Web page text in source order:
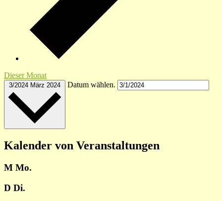
Dieser Monat
3/2024 März 2024 Datum wählen.
Kalender von Veranstaltungen
M Mo.
D Di.